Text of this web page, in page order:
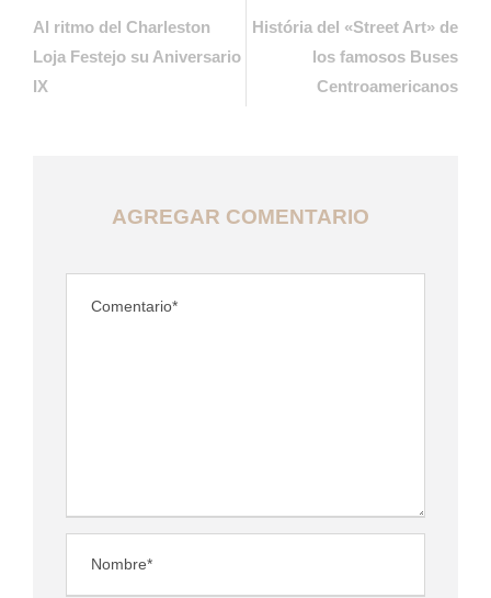
Al ritmo del Charleston
Loja Festejo su Aniversario
IX
História del «Street Art» de
los famosos Buses
Centroamericanos
AGREGAR COMENTARIO